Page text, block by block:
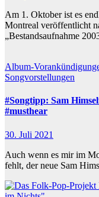
Am 1. Oktober ist es
Montreal veröffentlicht
„Bestandsaufnahme
Album-
Songvorstellungen
#Songtipp: Sam
#musthear
30. Juli 2021
Auch wenn es mir im
fehlt, der neue Sam